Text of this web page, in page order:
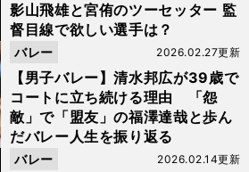
影山飛雄と宮侑のツーセッター 監
督目線で欲しい選手は？
【男子バレー】清水邦広が39歳で
コートに立ち続ける理由 「怨
敵」で「盟友」の福澤達哉と歩ん
だバレー人生を振り返る
2026.02.27更新
バレー
2026.02.14更新
バレー